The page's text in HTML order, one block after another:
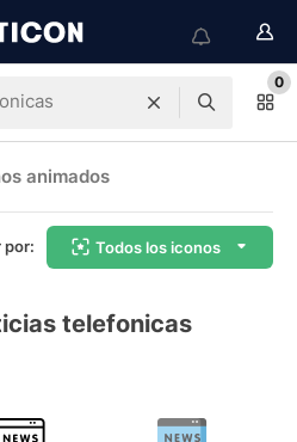
0
animados
por: Todos los iconos
telefonicas